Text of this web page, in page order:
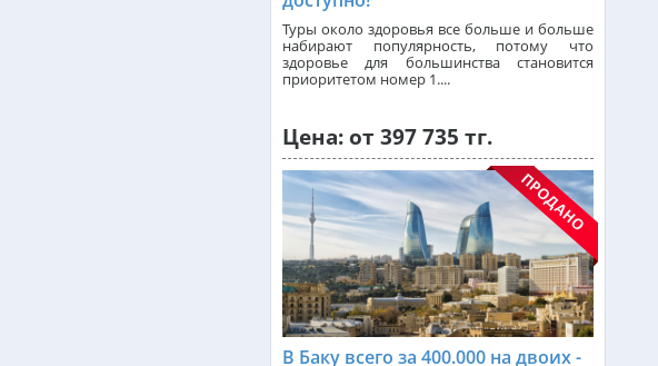
от 560 000 тг.
Катар из Алматы
от 347 000 тг.
от 740 000 тг.
Малайзия из Алматы
от 383 000 тг.
Индия (ГОА) из Алматы
Туры около здоровья все больше и больше
набирают популярность, потому что
здоровье для большинства становится
приоритетом номер 1....
Цена: от 397 735 тг.
В Баку всего за 400.000 на двоих -